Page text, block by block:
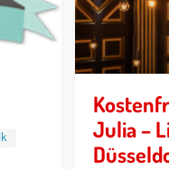
Julia –